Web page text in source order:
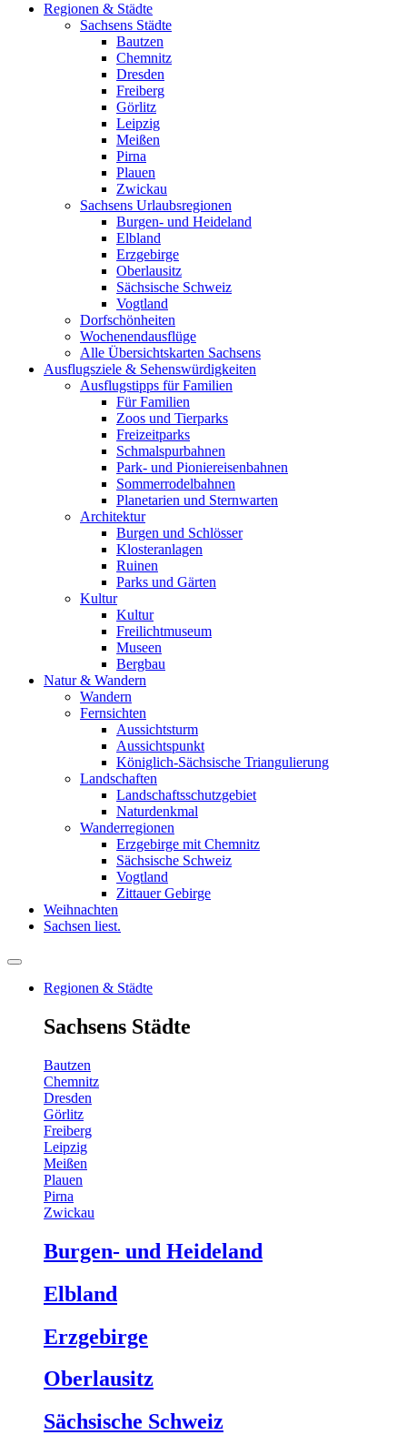
Regionen & Städte
Sachsens Städte
Bautzen
Chemnitz
Dresden
Freiberg
Görlitz
Leipzig
Meißen
Pirna
Plauen
Zwickau
Sachsens Urlaubsregionen
Burgen- und Heideland
Elbland
Erzgebirge
Oberlausitz
Sächsische Schweiz
Vogtland
Dorfschönheiten
Wochenendausflüge
Alle Übersichtskarten Sachsens
Ausflugsziele & Sehenswürdigkeiten
Ausflugstipps für Familien
Für Familien
Zoos und Tierparks
Freizeitparks
Schmalspurbahnen
Park- und Pioniereisenbahnen
Sommerrodelbahnen
Planetarien und Sternwarten
Architektur
Burgen und Schlösser
Klosteranlagen
Ruinen
Parks und Gärten
Kultur
Kultur
Freilichtmuseum
Museen
Bergbau
Natur & Wandern
Wandern
Fernsichten
Aussichtsturm
Aussichtspunkt
Königlich-Sächsische Triangulierung
Landschaften
Landschaftsschutzgebiet
Naturdenkmal
Wanderregionen
Erzgebirge mit Chemnitz
Sächsische Schweiz
Vogtland
Zittauer Gebirge
Weihnachten
Sachsen liest.
Regionen & Städte
Sachsens Städte
Bautzen
Chemnitz
Dresden
Görlitz
Freiberg
Leipzig
Meißen
Plauen
Pirna
Zwickau
Burgen- und Heideland
Elbland
Erzgebirge
Oberlausitz
Sächsische Schweiz